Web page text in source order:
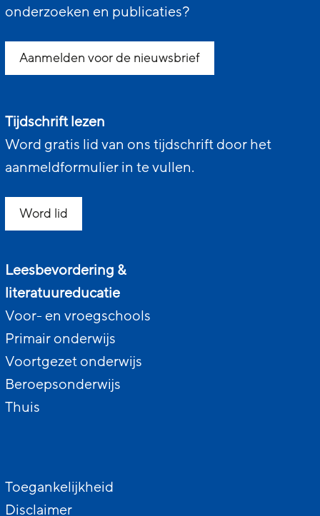
onderzoeken en publicaties?
Aanmelden voor de nieuwsbrief
Tijdschrift lezen
Word gratis lid van ons tijdschrift door het
aanmeldformulier in te vullen.
Word lid
Leesbevordering &
literatuureducatie
Voor- en vroegschools
Primair onderwijs
Voortgezet onderwijs
Beroepsonderwijs
Thuis
Toegankelijkheid
Disclaimer